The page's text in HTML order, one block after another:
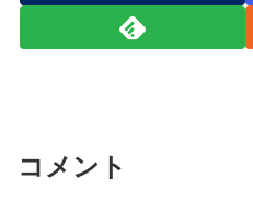
コメント